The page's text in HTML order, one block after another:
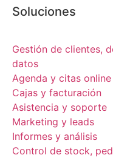
Soluciones
Gestión de clientes,
datos
Agenda y citas online
Cajas y facturación
Asistencia y soporte
Marketing y leads
Informes y análisis
Control de stock,